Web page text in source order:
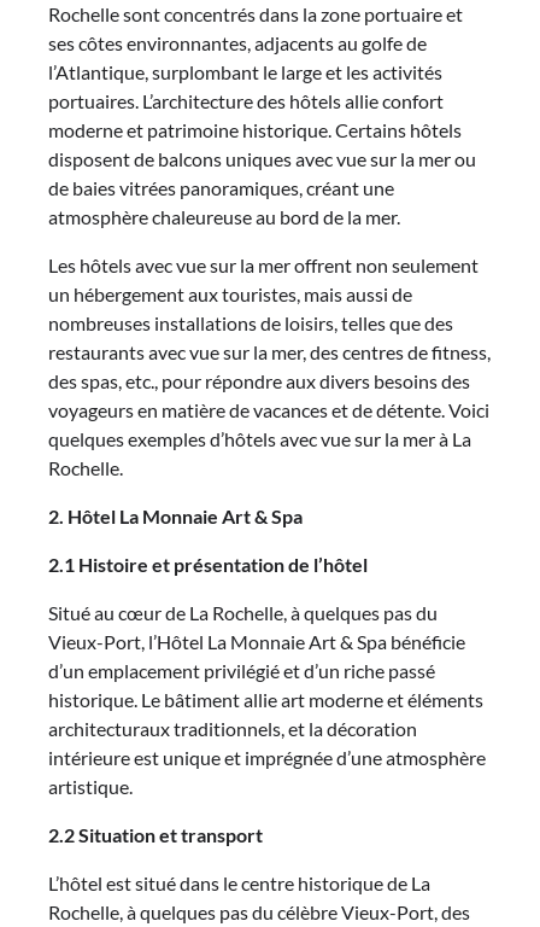
Rochelle sont concentrés dans la zone portuaire et
ses côtes environnantes, adjacents au golfe de
l’Atlantique, surplombant le large et les activités
portuaires. L’architecture des hôtels allie confort
moderne et patrimoine historique. Certains hôtels
disposent de balcons uniques avec vue sur la mer ou
de baies vitrées panoramiques, créant une
atmosphère chaleureuse au bord de la mer.
Les hôtels avec vue sur la mer offrent non seulement
un hébergement aux touristes, mais aussi de
nombreuses installations de loisirs, telles que des
restaurants avec vue sur la mer, des centres de fitness,
des spas, etc., pour répondre aux divers besoins des
voyageurs en matière de vacances et de détente. Voici
quelques exemples d’hôtels avec vue sur la mer à La
Rochelle.
2. Hôtel La Monnaie Art & Spa
2.1 Histoire et présentation de l’hôtel
Situé au cœur de La Rochelle, à quelques pas du
Vieux-Port, l’Hôtel La Monnaie Art & Spa bénéficie
d’un emplacement privilégié et d’un riche passé
historique. Le bâtiment allie art moderne et éléments
architecturaux traditionnels, et la décoration
intérieure est unique et imprégnée d’une atmosphère
artistique.
2.2 Situation et transport
L’hôtel est situé dans le centre historique de La
Rochelle, à quelques pas du célèbre Vieux-Port, des